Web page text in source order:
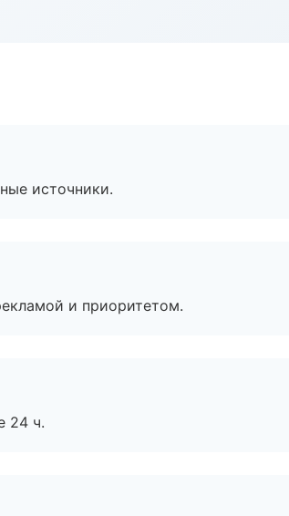
источники.
и приоритетом.
24 ч.